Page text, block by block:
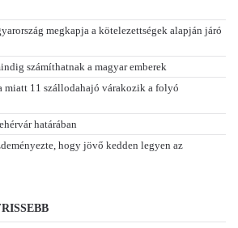
megkapja a kötelezettségek alapján járó
számíthatnak a magyar emberek
miatt 11 szállodahajó várakozik a folyó
határában
hogy jövő kedden legyen az